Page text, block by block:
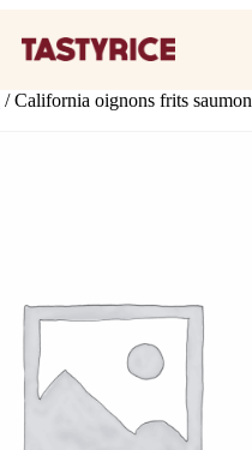
/ California oignons frits saumon